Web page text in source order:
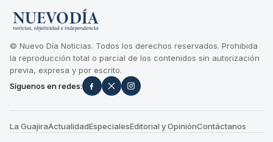
© Nuevo Día Noticias. Todos los derechos reservados. Prohibida
la reproducción total o parcial de los contenidos sin autorización
previa, expresa y por escrito.
Síguenos en redes:
La GuajiraActualidadEspecialesEditorial y OpiniónContáctanos